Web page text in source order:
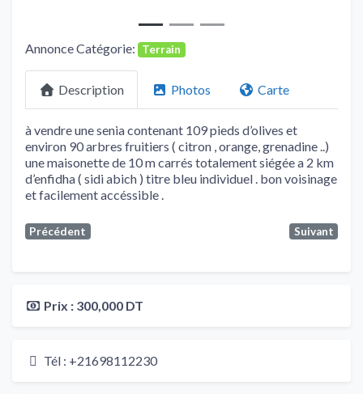
Annonce Catégorie: Terrain
Description Photos Carte
à vendre une senia contenant 109 pieds d’olives et
environ 90 arbres fruitiers ( citron , orange, grenadine ..)
une maisonette de 10 m carrés totalement siégée a 2 km
d’enfidha ( sidi abich ) titre bleu individuel . bon voisinage
et facilement accéssible .
Précédent Suivant
Prix : 300,000 DT
Tél : +21698112230